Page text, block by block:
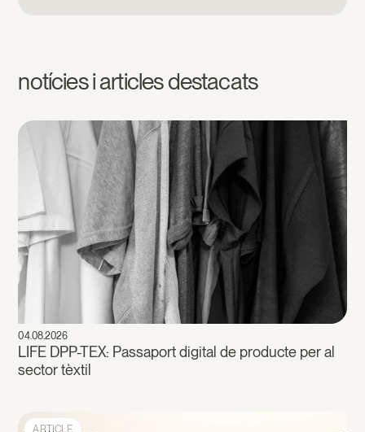
notícies i articles destacats
04.08.2026
LIFE DPP-TEX: Passaport digital de producte per al
sector tèxtil
ARTICLE